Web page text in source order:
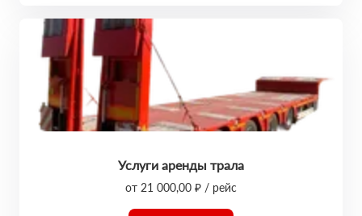
Услуги аренды трала
от 21 000,00 ₽ / рейс